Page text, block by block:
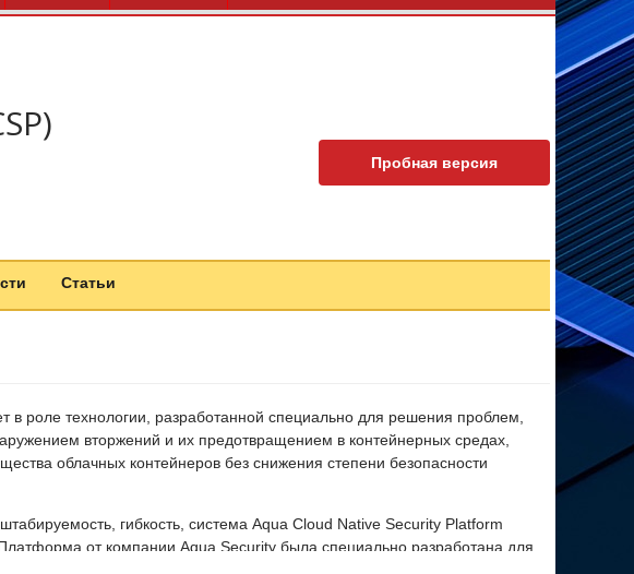
Пробная версия
Статьи
в роле технологии, разработанной специально для решения проблем,
вторжений и их предотвращением в контейнерных средах,
облачных контейнеров без снижения степени безопасности
гибкость, система Aqua Cloud Native Security Platform
от компании Aqua Security была специально разработана для